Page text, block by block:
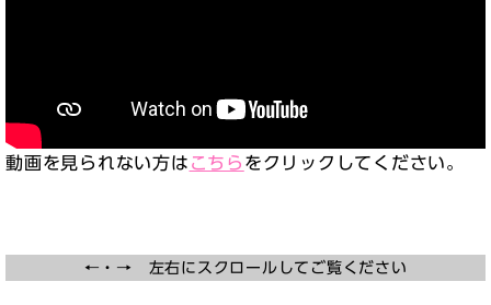
動画を見られない方は こちら をクリックしてください。
←・→ 左右にスクロールしてご覧ください